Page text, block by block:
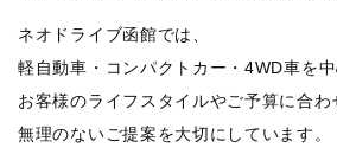
ネオドライブ函館では、
軽自動車・コンパクトカー・4WD車を中
お客様のライフスタイルやご予算に合わ
無理のないご提案を大切にしています。